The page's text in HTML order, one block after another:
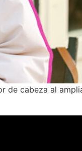
de cabeza al